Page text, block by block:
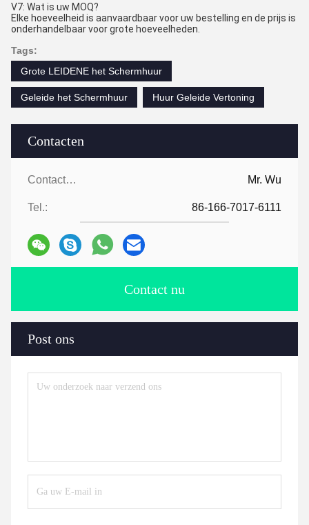
Contacten
Contacten: Mr. Wu
Tel.: 86-166-7017-6111
Contact nu
Post ons
V7: Wat is uw MOQ?
Elke hoeveelheid is aanvaardbaar voor uw bestelling en de prijs is
onderhandelbaar voor grote hoeveelheden.
Tags:
Grote LEIDENE het Schermhuur
Geleide het Schermhuur Huur Geleide Vertoning